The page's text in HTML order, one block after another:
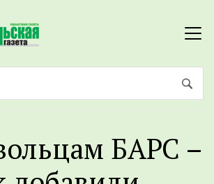
БАРС –